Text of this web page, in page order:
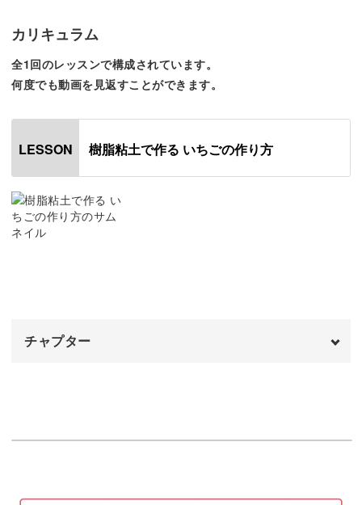
ゆっくりコツコツ作業する大切さ
大変そう……」
そのように心配になった方も、ご安心ください！
トにはオリジナルの型をご用意。
カリキュラム
全1回のレッスンで構成されています。
何度でも動画を見返すことができます。
LESSON 樹脂粘土で作る いちごの作り方
チャプター